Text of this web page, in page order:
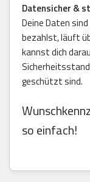
Datensicher &
Deine Daten
bezahlst, läuft
kannst dich
geschützt sind.
so einfach!